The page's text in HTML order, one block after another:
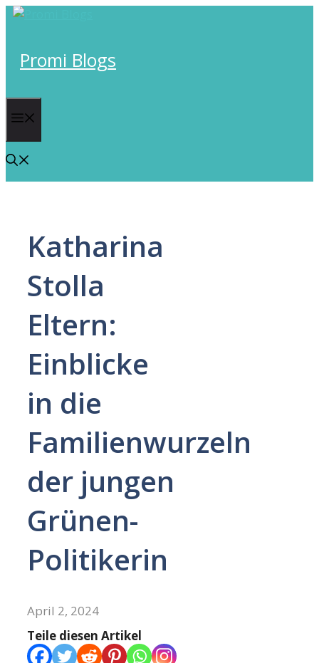
Skip
Promi Blogs
Katharina
Stolla
Eltern:
Einblicke
in die
Familienwurzeln
der jungen
Grünen-
Politikerin
April 2, 2024
Teile diesen Artikel